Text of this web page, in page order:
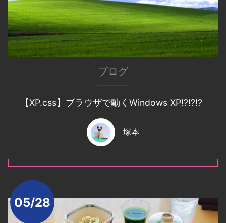
ブログ
【XP.css】ブラウザで動くWindows XP!?!?!?
塚本
05/28